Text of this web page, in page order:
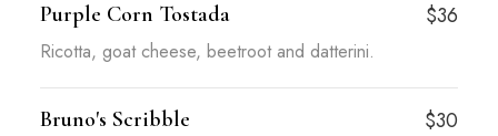
Purple Corn Tostada $36
Ricotta, goat cheese, beetroot and datterini.
Bruno's Scribble $30